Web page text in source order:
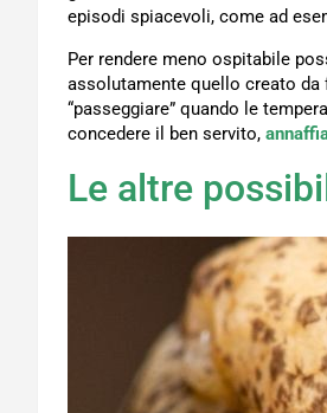
episodi spiacevoli, come ad
Per rendere meno ospitabile
assolutamente quello creato da
“passeggiare” quando le
concedere il ben servito,
Le altre